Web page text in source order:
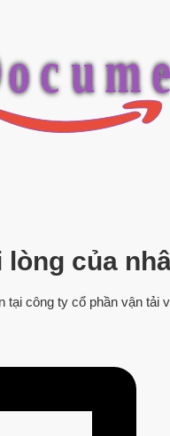
ocume
của
công ty cổ phần vận tải